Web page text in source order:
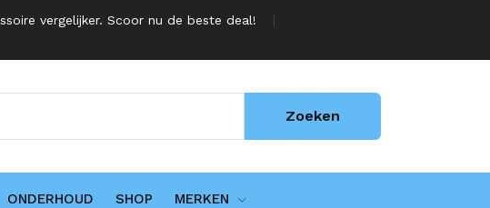
vergelijker. Scoor nu de beste deal!
Zoeken
ONDERHOUD SHOP MERKEN